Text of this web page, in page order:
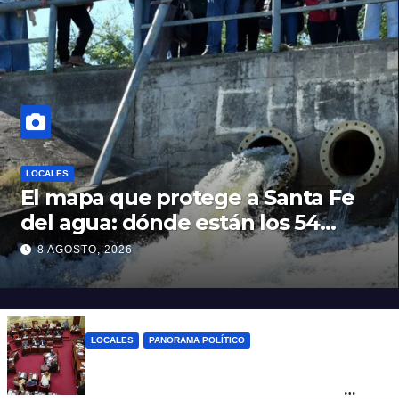
LOCALES
El mapa que protege a Santa Fe
del agua: dónde están los 54
puntos de bombeo
8 AGOSTO, 2026
LOCALES PANORAMA POLÍTICO